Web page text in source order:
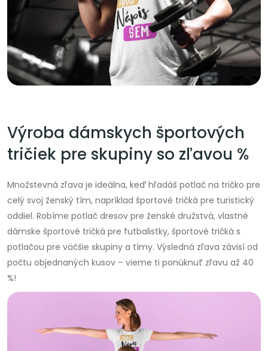
Výroba dámskych športových
tričiek pre skupiny so zľavou %
Množstevná zľava je ideálna, keď hľadáš potlač na tričko pre
celý svoj ženský tím, napríklad športové tričká pre turistický
oddiel. Robíme potlač dresov pre ženské družstvá, vlastné
dámske športové tričká pre futbalistky, športové tričká s
potlačou pre väčšie skupiny a tímy. Výsledná zľava závisí od
počtu objednaných kusov – vieme ti ponúknuť zľavu až 40
%!